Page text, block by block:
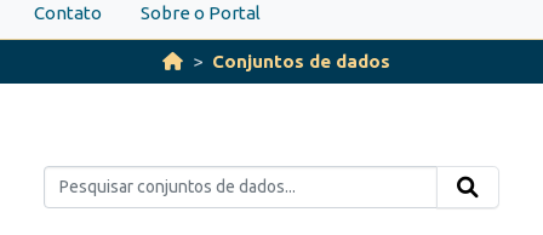
Contato Sobre o Portal
Conjuntos de dados